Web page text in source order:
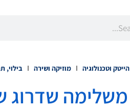
הייטק וטכנולוגיה מוזיקה ושירה בילוי,